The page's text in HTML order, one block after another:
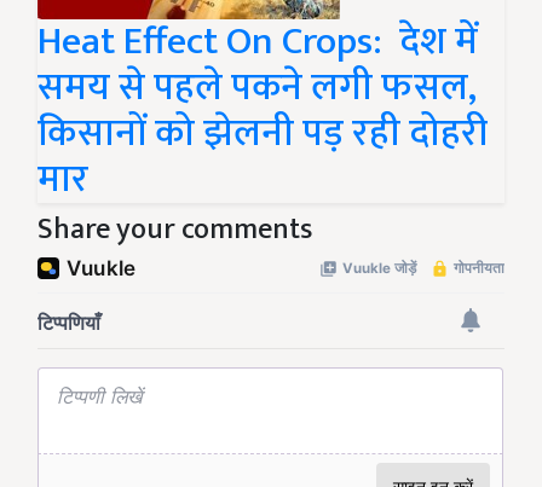
Heat Effect On Crops: देश में
समय से पहले पकने लगी फसल,
किसानों को झेलनी पड़ रही दोहरी
मार
Share your comments